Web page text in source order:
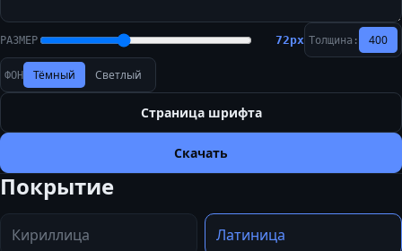
РАЗМЕР 72px Толщина: 400
ФОН Тёмный Светлый
Страница шрифта
Скачать
Покрытие
Кириллица Латиница